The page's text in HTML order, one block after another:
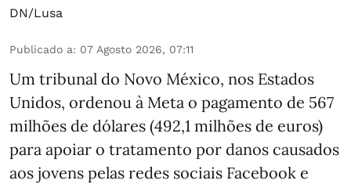
DN/Lusa
Publicado a: 07 Agosto 2026, 07:11
Um tribunal do Novo México, nos Estados
Unidos, ordenou à Meta o pagamento de 567
milhões de dólares (492,1 milhões de euros)
para apoiar o tratamento por danos causados
aos jovens pelas redes sociais Facebook e